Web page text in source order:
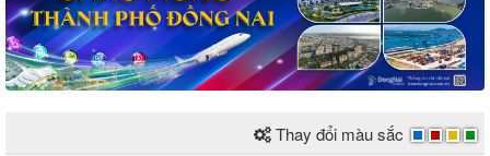
Thay đổi màu sắc